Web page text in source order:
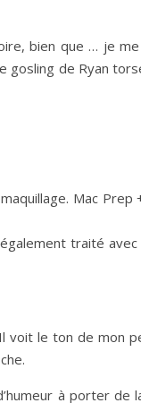
bien que … je
gosling de Ryan
Mac
traité
voit le ton de mon
à porter de